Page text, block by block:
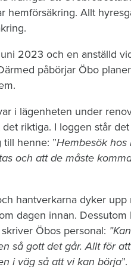
hemförsäkring. Allt
2023 och en anställd
påbörjar Öbo
i lägenheten under
riktiga. I loggen står
henne: ”Hembesök
och att de måste
hantverkarna dyker
dagen innan.
Öbos personal:
så gott det går. Allt för
i väg så att vi kan börja”.